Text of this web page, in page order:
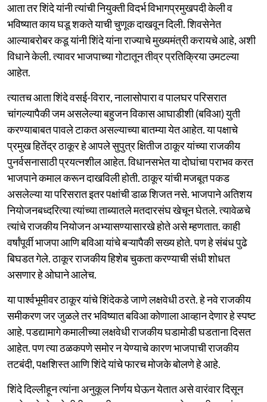
आता तर शिंदे यांनी त्यांची नियुक्ती विदर्भ विभागप्रमुखपदी केली व
भविष्यात काय घडू शकते याची चुणूक दाखवून दिली. शिवसेनेत
आल्याबरोबर कडू यांनी शिंदे यांना राज्याचे मुख्यमंत्री करायचे आहे, अशी
विधाने केली. त्यावर भाजपाच्या गोटातून तीव्र प्रतिक्रिया उमटल्या
आहेत.
त्यातच आता शिंदे वसई-विरार, नालासोपारा व पालघर परिसरात
चांगल्यापैकी जम असलेल्या बहुजन विकास आघाडीशी (बविआ) युती
करण्याबाबत पावले टाकत असल्याच्या बातम्या येत आहेत. या पक्षाचे
प्रमुख हितेंद्र ठाकूर हे आपले सुपुत्र क्षितीज ठाकूर यांच्या राजकीय
पुनर्वसनासाठी प्रयत्नशील आहेत. विधानसभेत या दोघांचा पराभव करत
भाजपाने कमाल करून दाखविली होती. ठाकूर यांची मजबूत पकड
असलेल्या या परिसरात इतर पक्षांची डाळ शिजत नसे. भाजपाने अतिशय
नियोजनबध्दरित्या त्यांच्या ताब्यातले मतदारसंघ खेचून घेतले. त्यावेळचे
त्यांचे राजकीय नियोजन अभ्यासण्यासारखे होते असे म्हणतात. काही
वर्षांपूर्वी भाजपा आणि बविआ यांचे बऱ्यापैकी सख्य होते. पण हे संबंध पुढे
बिघडत गेले. ठाकूर राजकीय हिशेब चुकता करण्याची संधी शोधत
असणार हे ओघाने आलेच.
या पार्श्वभूमीवर ठाकूर यांचे शिंदेकडे जाणे लक्षवेधी ठरते. हे नवे राजकीय
समीकरण जर जुळले तर भविष्यात बविआ कोणाला आव्हान देणार हे स्पष्ट
आहे. पडद्यामागे कमालीच्या लक्षवेधी राजकीय घडामोडी घडताना दिसत
आहेत. पण त्या ठळकपणे समोर न येण्याचे कारण भाजपाची राजकीय
तटबंदी, पक्षशिस्त आणि शिंदे यांचे फारच मोजके बोलणे हे आहे.
शिंदे दिल्लीहून त्यांना अनुकूल निर्णय घेऊन येतात असे वारंवार दिसून